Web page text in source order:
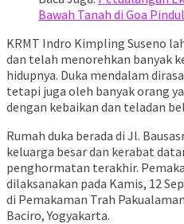
Bawah Tanah di Goa
KRMT Indro Kimpling Suseno
dan telah menorehkan banyak
hidupnya. Duka mendalam
tetapi juga oleh banyak orang
dengan kebaikan dan teladan
Rumah duka berada di Jl.
keluarga besar dan kerabat
penghormatan terakhir.
dilaksanakan pada Kamis, 12
di Pemakaman Trah
Baciro, Yogyakarta.